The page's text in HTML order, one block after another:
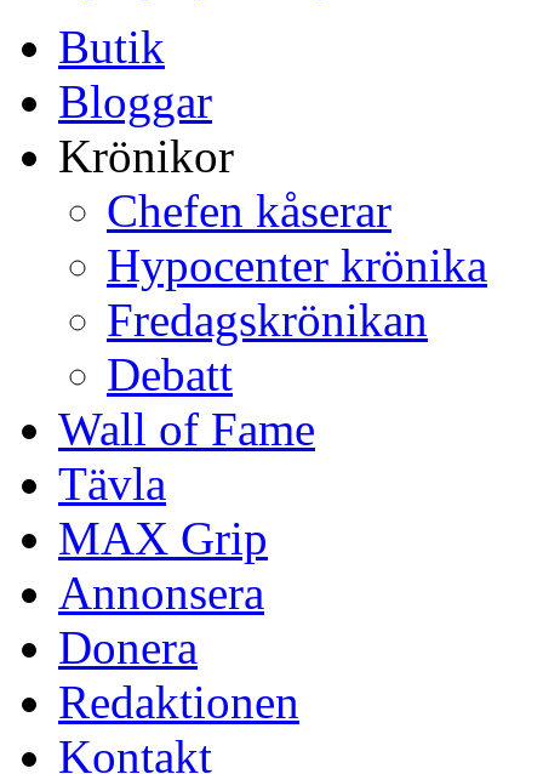
Butik
Bloggar
Krönikor
Chefen kåserar
Hypocenter krönika
Fredagskrönikan
Debatt
Wall of Fame
Tävla
MAX Grip
Annonsera
Donera
Redaktionen
Kontakt